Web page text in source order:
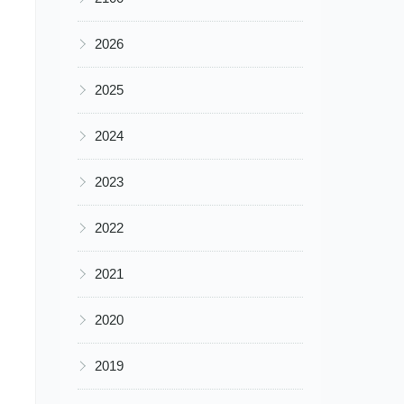
▶ 2026
▶ 2025
▶ 2024
▶ 2023
▶ 2022
▶ 2021
▶ 2020
▶ 2019